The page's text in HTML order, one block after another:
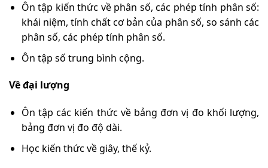
Ôn tập kiến thức về phân số, các phép tính phân số:
khái niệm, tính chất cơ bản của phân số, so sánh các
phân số, các phép tính phân số.
Ôn tập số trung bình cộng.
Về đại lượng
Ôn tập các kiến thức về bảng đơn vị đo khối lượng,
bảng đơn vị đo độ dài.
Học kiến thức về giây, thế kỷ.